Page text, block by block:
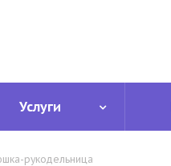
Услуги
рукодельница